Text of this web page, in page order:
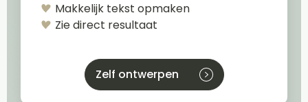
Makkelijk tekst opmaken
Zie direct resultaat
Zelf ontwerpen